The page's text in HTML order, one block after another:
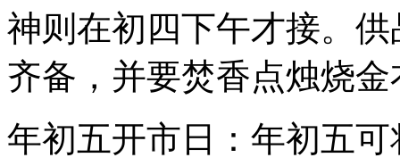
神则在初四下午才接。
齐备，并要焚香点烛烧
年初五开市日：年初五